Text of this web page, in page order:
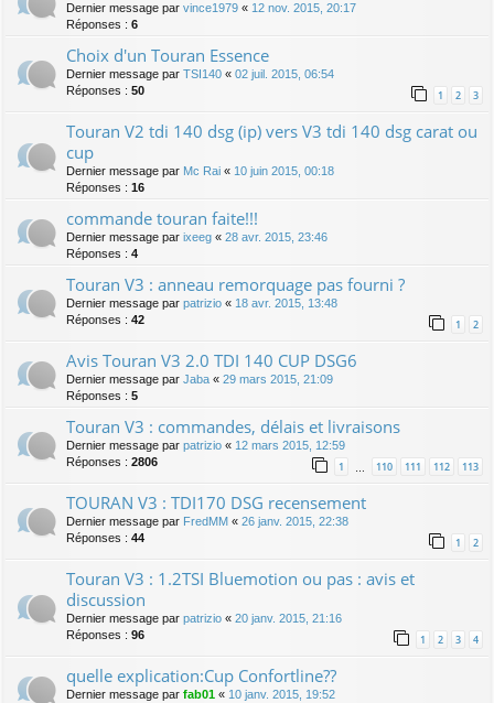
Dernier message par vince1979 « 12 nov. 2015, 20:17
Réponses : 6
Choix d'un Touran Essence
Dernier message par TSI140 « 02 juil. 2015, 06:54
Réponses : 50 1 2 3
Touran V2 tdi 140 dsg (ip) vers V3 tdi 140 dsg carat ou
cup
Dernier message par Mc Rai « 10 juin 2015, 00:18
Réponses : 16
commande touran faite!!!
Dernier message par ixeeg « 28 avr. 2015, 23:46
Réponses : 4
Touran V3 : anneau remorquage pas fourni ?
Dernier message par patrizio « 18 avr. 2015, 13:48
Réponses : 42 1 2
Avis Touran V3 2.0 TDI 140 CUP DSG6
Dernier message par Jaba « 29 mars 2015, 21:09
Réponses : 5
Touran V3 : commandes, délais et livraisons
Dernier message par patrizio « 12 mars 2015, 12:59
Réponses : 2806 1 … 110 111 112 113
TOURAN V3 : TDI170 DSG recensement
Dernier message par FredMM « 26 janv. 2015, 22:38
Réponses : 44 1 2
Touran V3 : 1.2TSI Bluemotion ou pas : avis et
discussion
Dernier message par patrizio « 20 janv. 2015, 21:16
Réponses : 96 1 2 3 4
quelle explication:Cup Confortline??
Dernier message par fab01 « 10 janv. 2015, 19:52